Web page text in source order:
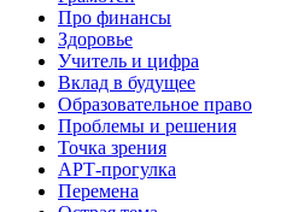
Про финансы
Здоровье
Учитель и цифра
Вклад в будущее
Образовательное право
Проблемы и решения
Точка зрения
АРТ-прогулка
Перемена